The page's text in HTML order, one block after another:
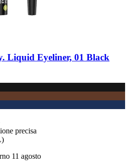
Liquid Eyeliner, 01 Black
precisa
11 agosto